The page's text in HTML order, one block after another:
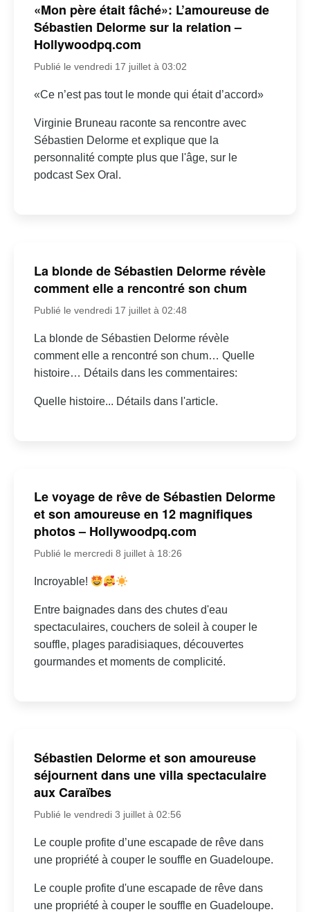
«Mon père était fâché»: L’amoureuse de
Sébastien Delorme sur la relation –
Hollywoodpq.com
Publié le vendredi 17 juillet à 03:02
«Ce n’est pas tout le monde qui était d’accord»
Virginie Bruneau raconte sa rencontre avec
Sébastien Delorme et explique que la
personnalité compte plus que l'âge, sur le
podcast Sex Oral.
La blonde de Sébastien Delorme révèle
comment elle a rencontré son chum
Publié le vendredi 17 juillet à 02:48
La blonde de Sébastien Delorme révèle
comment elle a rencontré son chum… Quelle
histoire… Détails dans les commentaires:
Quelle histoire... Détails dans l'article.
Le voyage de rêve de Sébastien Delorme
et son amoureuse en 12 magnifiques
photos – Hollywoodpq.com
Publié le mercredi 8 juillet à 18:26
Incroyable!
Entre baignades dans des chutes d'eau
spectaculaires, couchers de soleil à couper le
souffle, plages paradisiaques, découvertes
gourmandes et moments de complicité.
Sébastien Delorme et son amoureuse
séjournent dans une villa spectaculaire
aux Caraïbes
Publié le vendredi 3 juillet à 02:56
Le couple profite d’une escapade de rêve dans
une propriété à couper le souffle en Guadeloupe.
Le couple profite d'une escapade de rêve dans
une propriété à couper le souffle en Guadeloupe.